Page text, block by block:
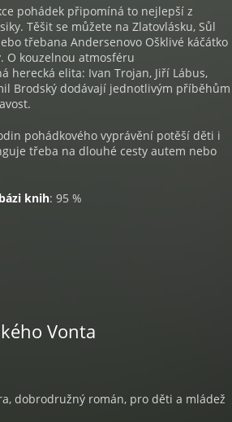
pohádek připomíná to nejlepší z
Těšit se můžete na Zlatovlásku, Sůl
třebana Andersenovo Ošklivé káčátko
O kouzelnou atmosféru
herecká elita: Ivan Trojan, Jiří Lábus,
Brodský dodávají jednotlivým příběhům
pohádkového vyprávění potěší děti i
třeba na dlouhé cesty autem nebo
knih: 95 %
Vonta
dobrodružný román, pro děti a mládež